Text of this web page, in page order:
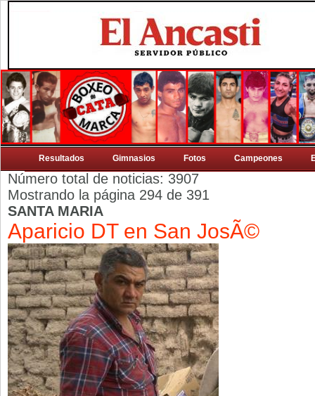
Resultados Gimnasios Fotos Campeones
Número total de noticias: 3907
Mostrando la página 294 de 391
SANTA MARIA
Aparicio DT en San JosÃ©